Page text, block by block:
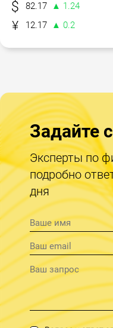
82.17 ▲ 1.24
12.17
▲ 0.2
Задайте
Эксперты по
подробно
дня